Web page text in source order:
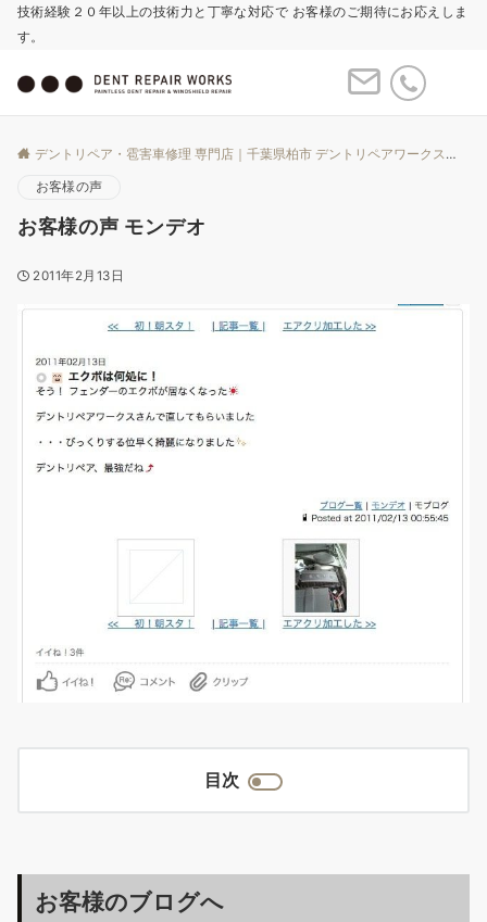
技術経験２０年以上の技術力と丁寧な対応で お客様のご期待にお応えしま
す。
デントリペア・雹害車修理 専門店｜千葉県柏市 デントリペアワークス
お客様の声
お客様の声 モンデオ
2011年2月13日
目次
お客様のブログへ